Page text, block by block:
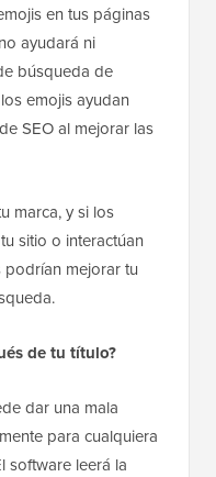
en tus páginas
ayudará ni
búsqueda de
emojis ayudan
SEO al mejorar las
marca, y si los
sitio o interactúan
podrían mejorar tu
de tu título?
dar una mala
para cualquiera
software leerá la